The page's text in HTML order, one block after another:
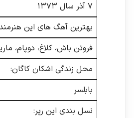
۷ آذر سال ۱۳۷۳
بهترین آهگ های این
فروتن باش، کلاغ، دوپام،
محل زندگی اشکان کاگان:
بابلسر
نسل بندی این رپر: